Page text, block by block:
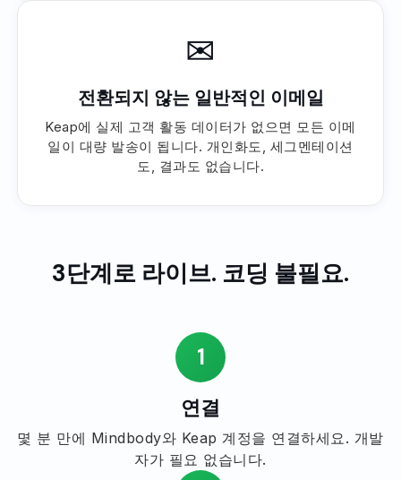
✉
전환되지 않는 일반적인 이메일
Keap에 실제 고객 활동 데이터가 없으면 모든 이메
일이 대량 발송이 됩니다. 개인화도, 세그멘테이션
도, 결과도 없습니다.
3단계로 라이브. 코딩 불필요.
1
연결
몇 분 만에 Mindbody와 Keap 계정을 연결하세요. 개발
자가 필요 없습니다.